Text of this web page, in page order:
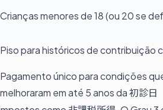
Crianças menores de 18 (ou 20 se
Piso para históricos de contribuição
Pagamento único para condições
melhoraram em até 5 anos da 初診日